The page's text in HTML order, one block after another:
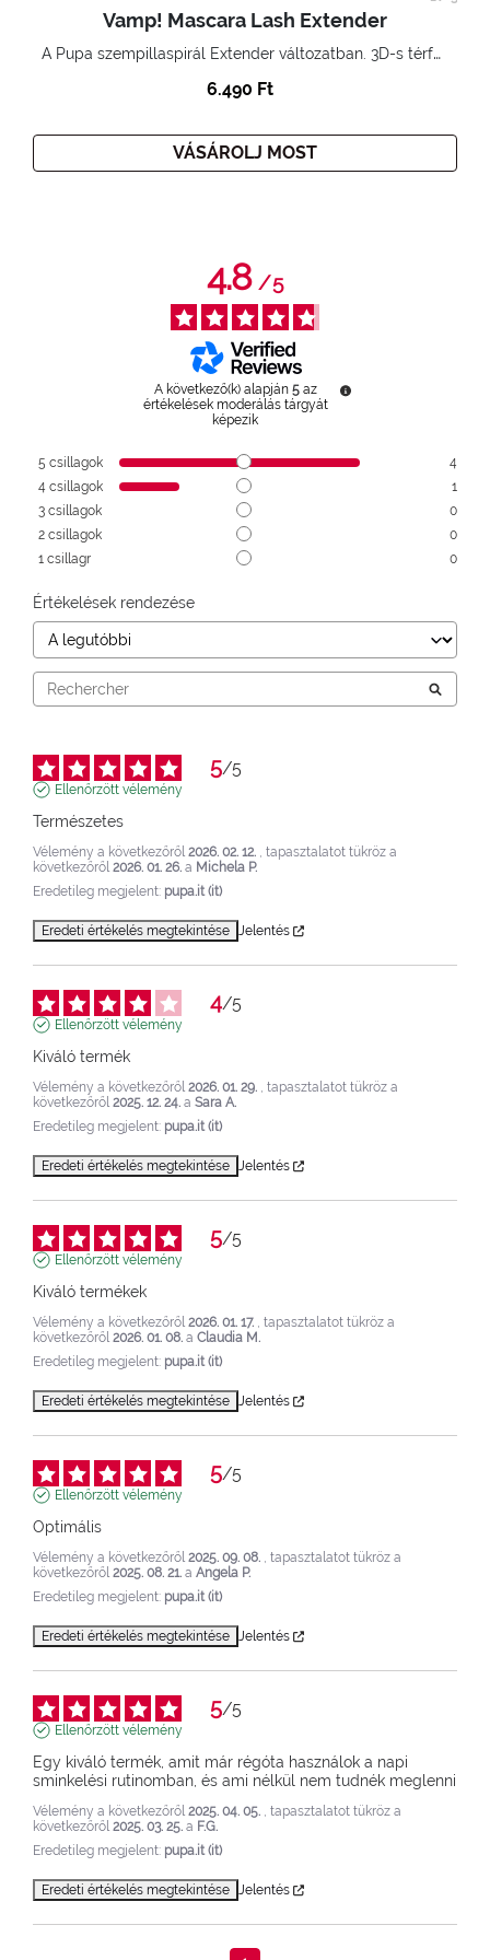
Vamp! Mascara Lash Extender
A Pupa szempillaspirál Extender változatban. 3D-s térfogatnövelő hatás. Hihetetlenül hosszú és göndör szempillák
6.490 Ft
VÁSÁROLJ MOST
4.8/5
A következő(k) alapján 5 az
értékelések moderálás tárgyát
képezik
5 csillagok
4
4 csillagok
1
3 csillagok
0
2 csillagok
0
1 csillagr 0
Értékelések rendezése
5/5
Ellenőrzött vélemény
Természetes
Vélemény a következőről 2026. 02. 12. , tapasztalatot tükröz a
következőről 2026. 01. 26. a Michela P.
Eredetileg megjelent: pupa.it (it)
Eredeti értékelés megtekintése Jelentés
4/5
Ellenőrzött vélemény
Kiváló termék
Vélemény a következőről 2026. 01. 29. , tapasztalatot tükröz a
következőről 2025. 12. 24. a Sara A.
Eredetileg megjelent: pupa.it (it)
Eredeti értékelés megtekintése Jelentés
5/5
Ellenőrzött vélemény
Kiváló termékek
Vélemény a következőről 2026. 01. 17. , tapasztalatot tükröz a
következőről 2026. 01. 08. a Claudia M.
Eredetileg megjelent: pupa.it (it)
Eredeti értékelés megtekintése Jelentés
5/5
Ellenőrzött vélemény
Optimális
Vélemény a következőről 2025. 09. 08. , tapasztalatot tükröz a
következőről 2025. 08. 21. a Angela P.
Eredetileg megjelent: pupa.it (it)
Eredeti értékelés megtekintése Jelentés
5/5
Ellenőrzött vélemény
Egy kiváló termék, amit már régóta használok a napi
sminkelési rutinomban, és ami nélkül nem tudnék meglenni
Vélemény a következőről 2025. 04. 05. , tapasztalatot tükröz a
következőről 2025. 03. 25. a F.G.
Eredetileg megjelent: pupa.it (it)
Eredeti értékelés megtekintése Jelentés